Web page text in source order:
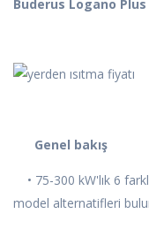
Buderus Logano Plus
Genel bakış
• 75-300 kW'lık 6
model alternatifleri